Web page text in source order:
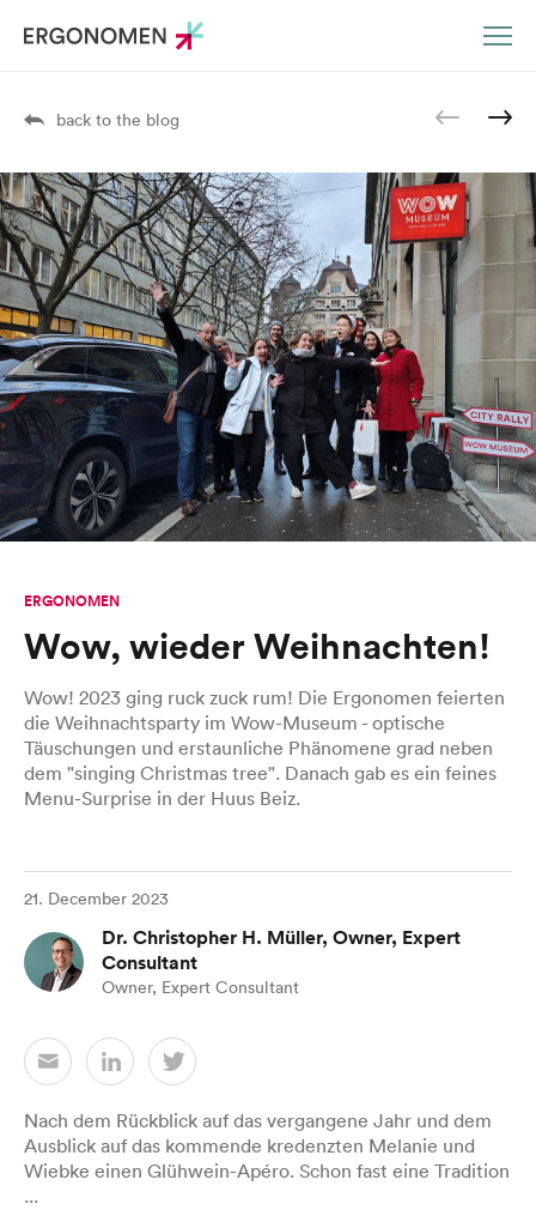
back to the blog
ERGONOMEN
Wow, wieder Weihnachten!
Wow! 2023 ging ruck zuck rum! Die Ergonomen feierten
die Weihnachtsparty im Wow-Museum - optische
Täuschungen und erstaunliche Phänomene grad neben
dem "singing Christmas tree". Danach gab es ein feines
Menu-Surprise in der Huus Beiz.
21. December 2023
Dr. Christopher H. Müller, Owner, Expert
Consultant
Owner, Expert Consultant
Nach dem Rückblick auf das vergangene Jahr und dem
Ausblick auf das kommende kredenzten Melanie und
Wiebke einen Glühwein-Apéro. Schon fast eine Tradition
...
DE EN